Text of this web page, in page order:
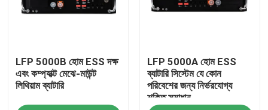
পণ্য
কারখানা ভ্রমণ
LFP 5000B হোম ESS দক্ষ
এবং কম্প্যাক্ট মেঝে-মাউন্ট
লিথিয়াম ব্যাটারি
LFP 5000A হোম ESS
ব্যাটারি সিস্টেম যে কোন
পরিবেশের জন্য নির্ভরযোগ্য
শক্তি সমাধান